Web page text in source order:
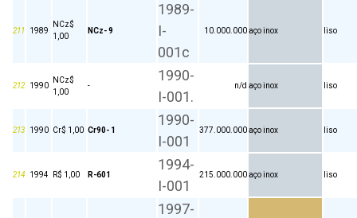
211 1989
NCz$
1,00
NCz- 9
1989-
I-
001c
10.000.000aço inox liso
212 1990
NCz$
1,00
-
1990-
I-001.
n/d aço inox liso
213 1990 Cr$ 1,00 Cr90- 1
1990-
I-001
377.000.000aço inox liso
214 1994 R$ 1,00 R-601
1994-
I-001
215.000.000aço inox liso
1997-